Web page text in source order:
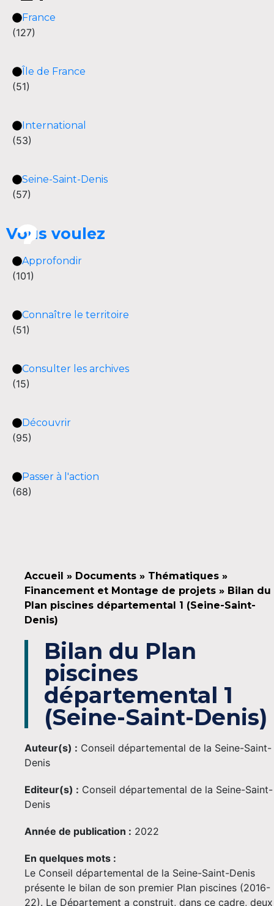
France
(127)
Île de France
(51)
International
(53)
Seine-Saint-Denis
(57)
Vous voulez
Approfondir
(101)
Connaître le territoire
(51)
Consulter les archives
(15)
Découvrir
(95)
Passer à l'action
(68)
Accueil » Documents » Thématiques »
Financement et Montage de projets » Bilan du
Plan piscines départemental 1 (Seine-Saint-
Denis)
Bilan du Plan
piscines
départemental 1
(Seine-Saint-Denis)
Auteur(s) : Conseil départemental de la Seine-Saint-
Denis
Editeur(s) : Conseil départemental de la Seine-Saint-
Denis
Année de publication : 2022
En quelques mots :
Le Conseil départemental de la Seine-Saint-Denis
présente le bilan de son premier Plan piscines (2016-
22). Le Département a construit, dans ce cadre, deux